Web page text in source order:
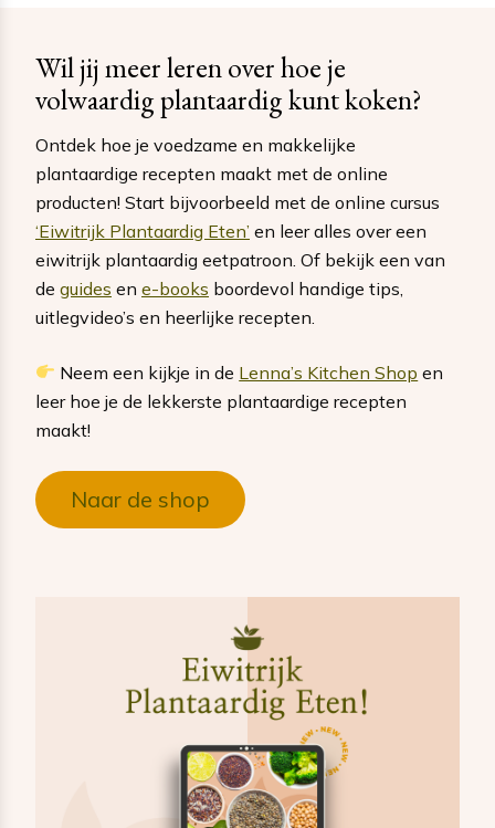
Wil jij meer leren over hoe je
volwaardig plantaardig kunt koken?
Ontdek hoe je voedzame en makkelijke
plantaardige recepten maakt met de online
producten! Start bijvoorbeeld met de online cursus
‘Eiwitrijk Plantaardig Eten’ en leer alles over een
eiwitrijk plantaardig eetpatroon. Of bekijk een van
de guides en e-books boordevol handige tips,
uitlegvideo’s en heerlijke recepten.
Neem een kijkje in de Lenna’s Kitchen Shop en
leer hoe je de lekkerste plantaardige recepten
maakt!
Naar de shop